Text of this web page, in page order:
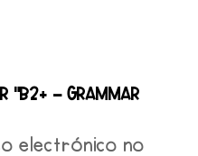
– Grammar
electrónico no